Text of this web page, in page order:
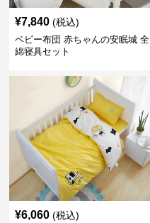
¥7,840 (税込)
ベビー布団 赤ちゃんの安眠城 全
綿寝具セット
¥6,060 (税込)